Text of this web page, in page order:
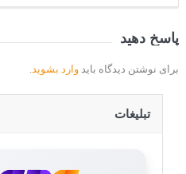
پاسخ دهید
برای نوشتن دیدگاه باید وارد بشوید
تبلیغات